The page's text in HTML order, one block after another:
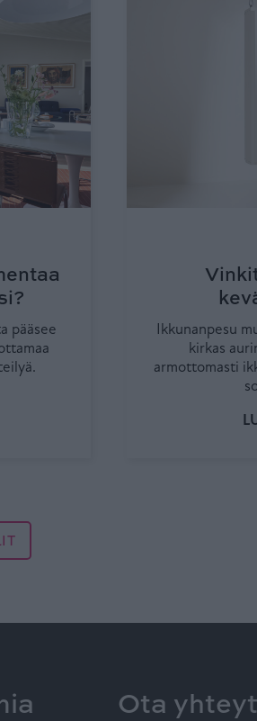
pääsee
Ikkunanpesu
kirkas
armottomasti
Ota